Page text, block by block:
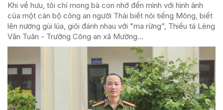
Khi về hưu, tôi chỉ mong bà con nhớ đến mình với hình ảnh
của một cán bộ công an người Thái biết nói tiếng Mông, biết
lên nương gùi lúa, giỏi đánh nhau với "ma rừng”, Thiếu tá Lèng
Văn Tuân - Trưởng Công an xã Mường...